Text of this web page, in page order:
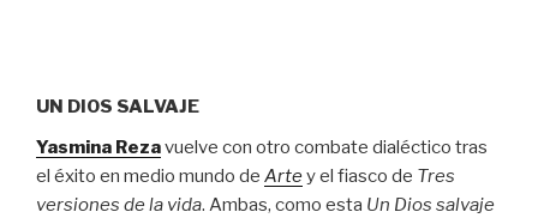
UN DIOS SALVAJE
Yasmina Rezavuelve con otro combate dialéctico tras
el éxito en medio mundo de Artey el fiasco de Tres
versiones de la vida. Ambas, como esta Un Dios salvaje